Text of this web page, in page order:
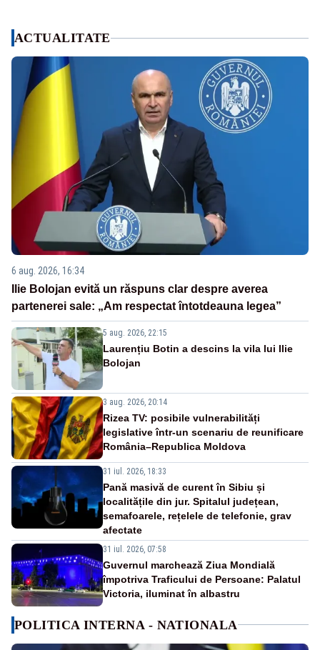
ACTUALITATE
6 aug. 2026, 16:34
Ilie Bolojan evită un răspuns clar despre averea
partenerei sale: „Am respectat întotdeauna legea”
5 aug. 2026, 22:15
Laurențiu Botin a descins la vila lui Ilie
Bolojan
3 aug. 2026, 20:14
Rizea TV: posibile vulnerabilități
legislative într-un scenariu de reunificare
România–Republica Moldova
31 iul. 2026, 18:33
Pană masivă de curent în Sibiu și
localitățile din jur. Spitalul județean,
semafoarele, rețelele de telefonie, grav
afectate
31 iul. 2026, 07:58
Guvernul marchează Ziua Mondială
împotriva Traficului de Persoane: Palatul
Victoria, iluminat în albastru
POLITICA INTERNA - NATIONALA